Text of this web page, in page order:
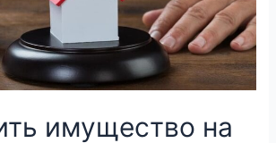
имущество на